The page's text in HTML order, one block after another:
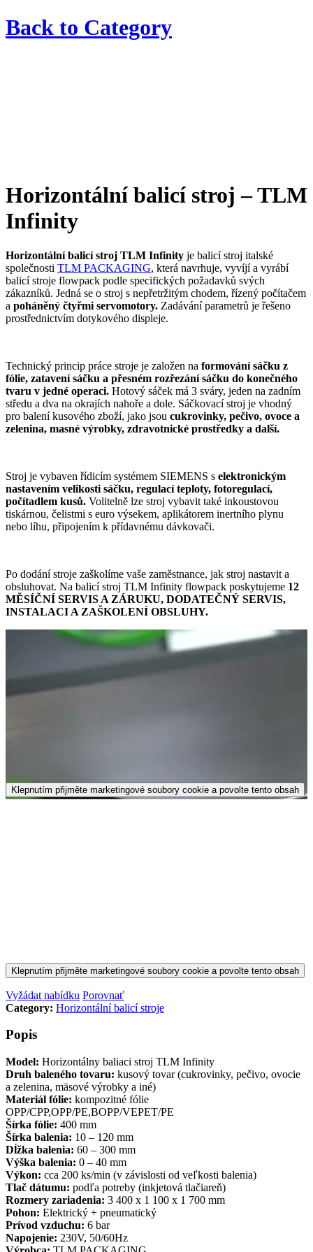
Back to Category
Horizontální balicí stroj – TLM
Infinity
Horizontální balicí stroj TLM Infinity je balicí stroj italské
společnosti TLM PACKAGING, která navrhuje, vyvíjí a vyrábí
balicí stroje flowpack podle specifických požadavků svých
zákazníků. Jedná se o stroj s nepřetržitým chodem, řízený počítačem
a poháněný čtyřmi servomotory. Zadávání parametrů je řešeno
prostřednictvím dotykového displeje.
Technický princip práce stroje je založen na formování sáčku z
fólie, zatavení sáčku a přesném rozřezání sáčku do konečného
tvaru v jedné operaci. Hotový sáček má 3 sváry, jeden na zadním
středu a dva na okrajích nahoře a dole. Sáčkovací stroj je vhodný
pro balení kusového zboží, jako jsou cukrovinky, pečivo, ovoce a
zelenina, masné výrobky, zdravotnické prostředky a další.
Stroj je vybaven řídicím systémem SIEMENS s elektronickým
nastavením velikosti sáčku, regulací teploty, fotoregulací,
počítadlem kusů. Volitelně lze stroj vybavit také inkoustovou
tiskárnou, čelistmi s euro výsekem, aplikátorem inertního plynu
nebo líhu, připojením k přídavnému dávkovači.
Po dodání stroje zaškolíme vaše zaměstnance, jak stroj nastavit a
obsluhovat. Na balicí stroj TLM Infinity flowpack poskytujeme 12
MĚSÍČNÍ SERVIS A ZÁRUKU, DODATEČNÝ SERVIS,
INSTALACI A ZAŠKOLENÍ OBSLUHY.
Klepnutím přijměte marketingové soubory cookie a povolte tento obsah
Klepnutím přijměte marketingové soubory cookie a povolte tento obsah
Vyžádat nabídku Porovnať
Category: Horizontální balicí stroje
Popis
Model: Horizontálny baliaci stroj TLM Infinity
Druh baleného tovaru: kusový tovar (cukrovinky, pečivo, ovocie
a zelenina, mäsové výrobky a iné)
Materiál fólie: kompozitné fólie
OPP/CPP,OPP/PE,BOPP/VEPET/PE
Šírka fólie: 400 mm
Šírka balenia: 10 – 120 mm
Dĺžka balenia: 60 – 300 mm
Výška balenia: 0 – 40 mm
Výkon: cca 200 ks/min (v závislosti od veľkosti balenia)
Tlač dátumu: podľa potreby (inkjetová tlačiareň)
Rozmery zariadenia: 3 400 x 1 100 x 1 700 mm
Pohon: Elektrický + pneumatický
Prívod vzduchu: 6 bar
Napojenie: 230V, 50/60Hz